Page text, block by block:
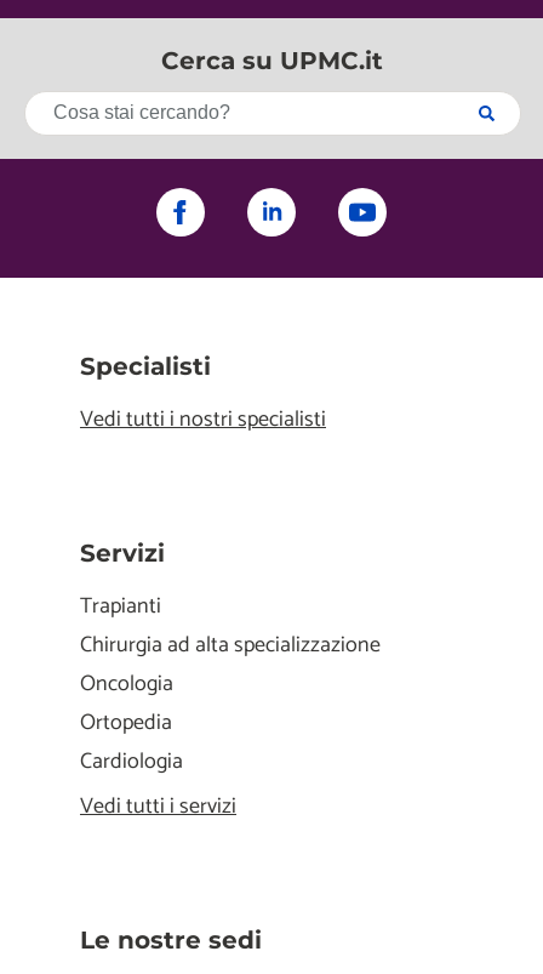
Cerca su UPMC.it
Specialisti
Vedi tutti i nostri specialisti
Servizi
Trapianti
Chirurgia ad alta specializzazione
Oncologia
Ortopedia
Cardiologia
Vedi tutti i servizi
Le nostre sedi